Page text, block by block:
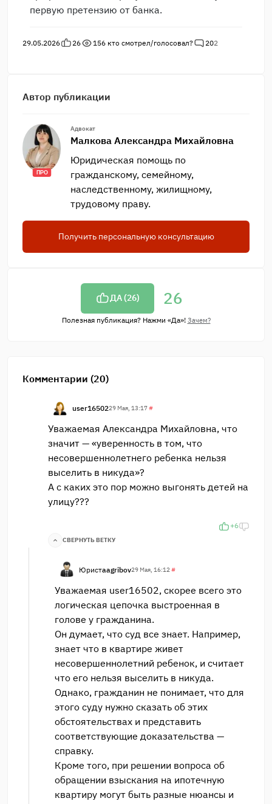
первую претензию от банка.
29.05.2026 26 156 кто смотрел/голосовал? 202
Автор публикации
ПРО
Адвокат
Малкова Александра Михайловна
Юридическая помощь по
гражданскому, семейному,
наследственному, жилищному,
трудовому праву.
Получить персональную консультацию
ДА (26) 26
Полезная публикация? Нажми «Да»! Зачем?
Комментарии (20)
user1650229 Мая, 13:17#
Уважаемая Александра Михайловна, что
значит — «уверенность в том, что
несовершеннолетнего ребенка нельзя
выселить в никуда»?
А с каких это пор можно выгонять детей на
улицу???
+6
СВЕРНУТЬ ВЕТКУ
Юристaagribov29 Мая, 16:12#
Уважаемая user16502, скорее всего это
логическая цепочка выстроенная в
голове у гражданина.
Он думает, что суд все знает. Например,
знает что в квартире живет
несовершеннолетний ребенок, и считает
что его нельзя выселить в никуда.
Однако, гражданин не понимает, что для
этого суду нужно сказать об этих
обстоятельствах и представить
соответствующие доказательства —
справку.
Кроме того, при решении вопроса об
обращении взыскания на ипотечную
квартиру могут быть разные нюансы и